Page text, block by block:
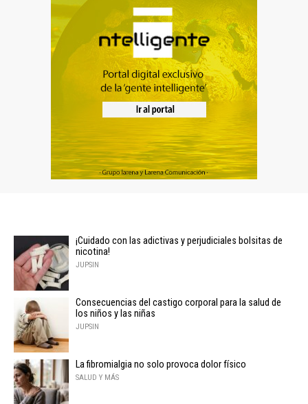
¡Cuidado con las adictivas y perjudiciales bolsitas de
nicotina!
JUPSIN
Consecuencias del castigo corporal para la salud de
los niños y las niñas
JUPSIN
La fibromialgia no solo provoca dolor físico
SALUD Y MÁS